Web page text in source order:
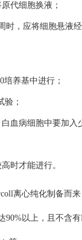
代细胞换液；
，应将细胞悬液
养基中进行；
；
病细胞中要加入
时才能进行。
离心纯化制备而
90%以上，且不含有